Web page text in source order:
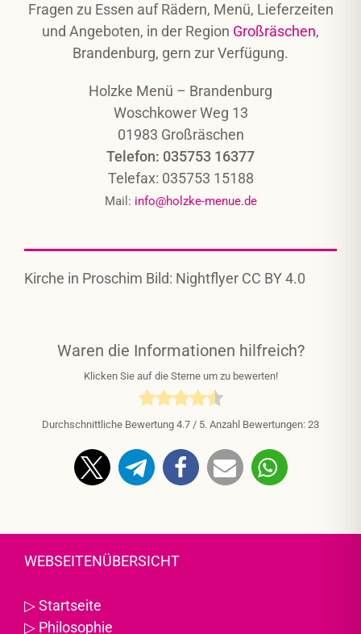
Fragen zu Essen auf Rädern, Menü, Lieferzeiten
und Angeboten, in der Region Großräschen,
Brandenburg, gern zur Verfügung.
Holzke Menü – Brandenburg
Woschkower Weg 13
01983 Großräschen
Telefon: 035753 16377
Telefax: 035753 15188
Mail: info@holzke-menue.de
Kirche in Proschim Bild: Nightflyer CC BY 4.0
Waren die Informationen hilfreich?
Klicken Sie auf die Sterne um zu bewerten!
Durchschnittliche Bewertung 4.7 / 5. Anzahl Bewertungen: 23
WEBSEITENÜBERSICHT
▷Startseite
▷ Philosophie